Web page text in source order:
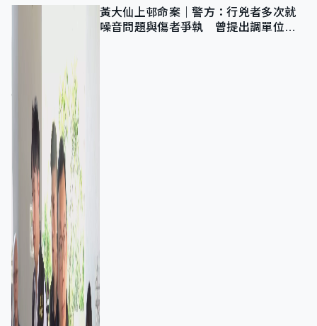
黃大仙上邨命案｜警方：行兇者多次就
噪音問題與傷者爭執 曾提出調單位已